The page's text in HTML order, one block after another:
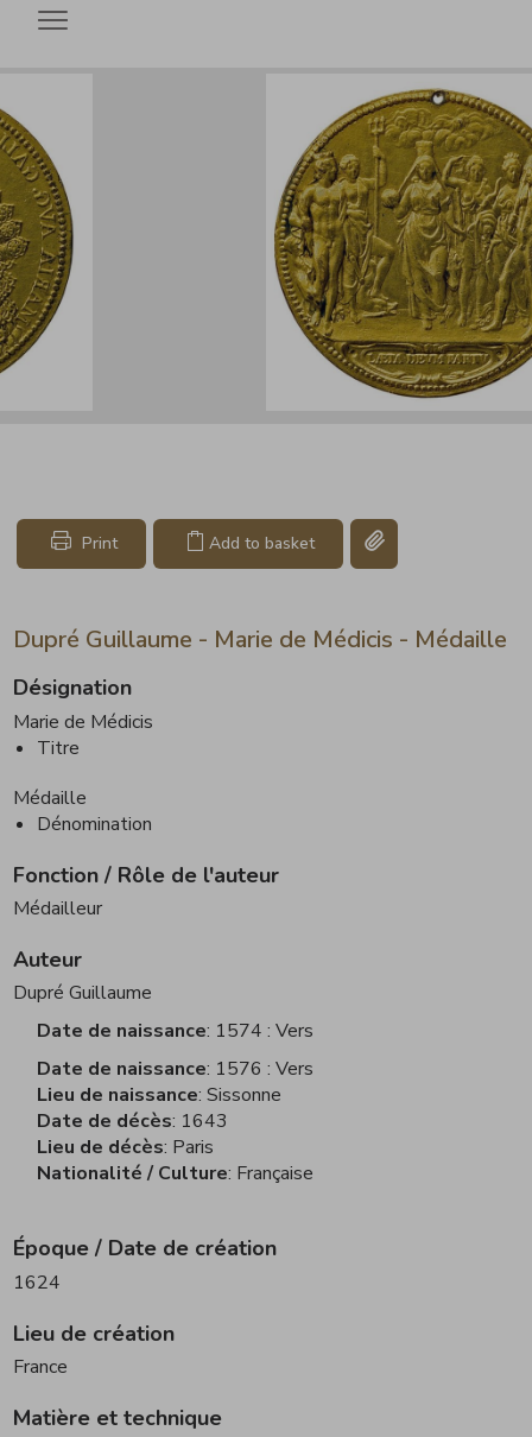
Open menu
Print Add to basket Copy link page
Dupré Guillaume - Marie de Médicis - Médaille
Désignation
Marie de Médicis
Titre
Médaille
Dénomination
Fonction / Rôle de l'auteur
Médailleur
Auteur
Dupré Guillaume
Date de naissance 1574 : Vers
Date de naissance 1576 : Vers
Lieu de naissance Sissonne
Date de décès 1643
Lieu de décès Paris
Nationalité / Culture Française
Époque / Date de création
1624
Lieu de création
France
Matière et technique